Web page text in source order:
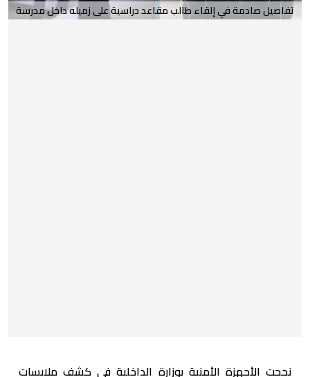
تفاصيل صادمة في إلقاء طالب مقاعد دراسية على زميله داخل مدرسة
نجحت الأجهزة الأمنية بوزارة الداخلية في كشف ملابسات